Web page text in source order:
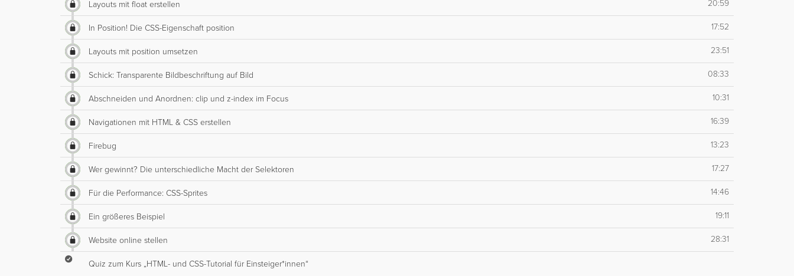
Layouts mit float erstellen 20:59
In Position! Die CSS-Eigenschaft position 17:52
Layouts mit position umsetzen 23:51
Schick: Transparente Bildbeschriftung auf Bild 08:33
Abschneiden und Anordnen: clip und z-index im Focus 10:31
Navigationen mit HTML & CSS erstellen 16:39
Firebug 13:23
Wer gewinnt? Die unterschiedliche Macht der Selektoren 17:27
Für die Performance: CSS-Sprites 14:46
Ein größeres Beispiel 19:11
Website online stellen 28:31
Quiz zum Kurs „HTML- und CSS-Tutorial für Einsteiger*innen“